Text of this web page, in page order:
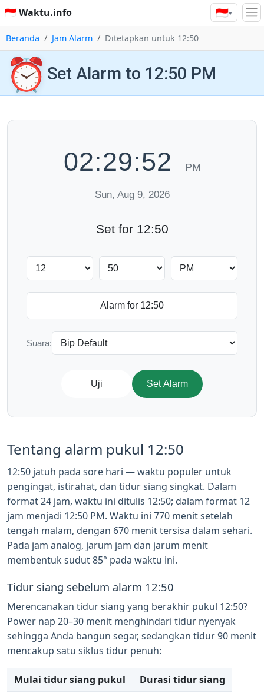
🇮🇩 Waktu.info 🇮🇩▾
Beranda Jam Alarm Ditetapkan untuk 12:50
⏰ Set Alarm to 12:50 PM
02:29:53 PM
Sun, Aug 9, 2026
Set for 12:50
Suara:
Uji Set Alarm
Tentang alarm pukul 12:50
12:50 jatuh pada sore hari — waktu populer untuk
pengingat, istirahat, dan tidur siang singkat. Dalam
format 24 jam, waktu ini ditulis 12:50; dalam format 12
jam menjadi 12:50 PM. Waktu ini 770 menit setelah
tengah malam, dengan 670 menit tersisa dalam sehari.
Pada jam analog, jarum jam dan jarum menit
membentuk sudut 85° pada waktu ini.
Tidur siang sebelum alarm 12:50
Merencanakan tidur siang yang berakhir pukul 12:50?
Power nap 20–30 menit menghindari tidur nyenyak
sehingga Anda bangun segar, sedangkan tidur 90 menit
mencakup satu siklus tidur penuh:
Mulai tidur siang pukul
Durasi tidur siang